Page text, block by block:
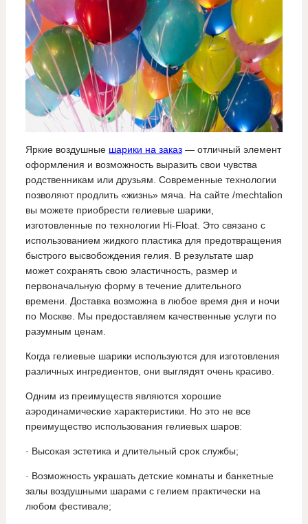
Яркие воздушные шарики на заказ— отличный элемент
оформления и возможность выразить свои чувства
родственникам или друзьям. Современные технологии
позволяют продлить «жизнь» мяча. На сайте /mechtalion
вы можете приобрести гелиевые шарики,
изготовленные по технологии Hi-Float. Это связано с
использованием жидкого пластика для предотвращения
быстрого высвобождения гелия. В результате шар
может сохранять свою эластичность, размер и
первоначальную форму в течение длительного
времени. Доставка возможна в любое время дня и ночи
по Москве. Мы предоставляем качественные услуги по
разумным ценам.
Когда гелиевые шарики используются для изготовления
различных ингредиентов, они выглядят очень красиво.
Одним из преимуществ являются хорошие
аэродинамические характеристики. Но это не все
преимущество использования гелиевых шаров:
· Высокая эстетика и длительный срок службы;
· Возможность украшать детские комнаты и банкетные
залы воздушными шарами с гелием практически на
любом фестивале;